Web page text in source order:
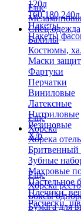
120л
160,180,240л
Пакеты
Пакеты
Еще
Бахилы
Костюмы,
Маски
Фартуки
Перчатки
Виниловые
Латексные
Нитриловые
Резиновые
Х/б
Еще
Хорека
Хорека отель
Бритвенный
Зубные
Махровые
Пастельное
Плечики,
Расчески,
Еще
Хорека
Боксы
Бумага для